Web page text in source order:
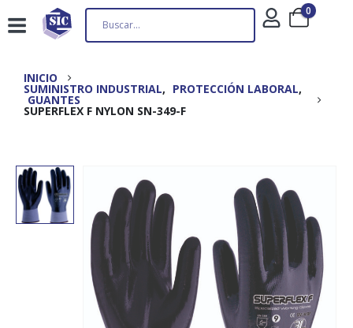
0
INICIO
SUMINISTRO INDUSTRIAL, PROTECCIÓN LABORAL,
GUANTES
SUPERFLEX F NYLON SN-349-F